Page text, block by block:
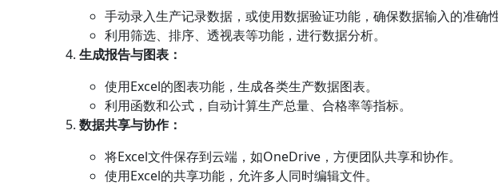
手动录入生产记录数据，或使用数据验证功能，确保数据输入的准确性
利用筛选、排序、透视表等功能，进行数据分析。
生成报告与图表：
使用Excel的图表功能，生成各类生产数据图表。
利用函数和公式，自动计算生产总量、合格率等指标。
数据共享与协作：
将Excel文件保存到云端，如OneDrive，方便团队共享和协作。
使用Excel的共享功能，允许多人同时编辑文件。